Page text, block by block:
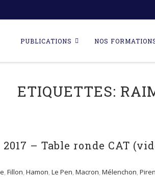
content
PUBLICATIONS NOS
ETIQUETTES:
– Table ronde CAT
, Fillon, Hamon, Le Pen, Macron, Mélenchon,